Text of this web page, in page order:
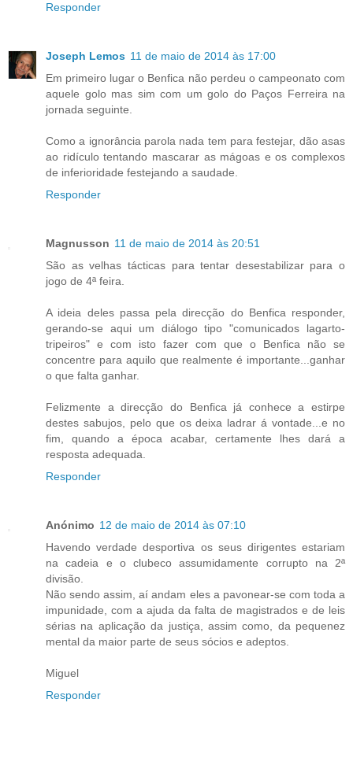
Responder
Joseph Lemos 11 de maio de 2014 às 17:00
Em primeiro lugar o Benfica não perdeu o campeonato com
aquele golo mas sim com um golo do Paços Ferreira na
jornada seguinte.
Como a ignorância parola nada tem para festejar, dão asas
ao ridículo tentando mascarar as mágoas e os complexos
de inferioridade festejando a saudade.
Responder
Magnusson 11 de maio de 2014 às 20:51
São as velhas tácticas para tentar desestabilizar para o
jogo de 4ª feira.
A ideia deles passa pela direcção do Benfica responder,
gerando-se aqui um diálogo tipo "comunicados lagarto-
tripeiros" e com isto fazer com que o Benfica não se
concentre para aquilo que realmente é importante...ganhar
o que falta ganhar.
Felizmente a direcção do Benfica já conhece a estirpe
destes sabujos, pelo que os deixa ladrar á vontade...e no
fim, quando a época acabar, certamente lhes dará a
resposta adequada.
Responder
Anónimo 12 de maio de 2014 às 07:10
Havendo verdade desportiva os seus dirigentes estariam
na cadeia e o clubeco assumidamente corrupto na 2ª
divisão.
Não sendo assim, aí andam eles a pavonear-se com toda a
impunidade, com a ajuda da falta de magistrados e de leis
sérias na aplicação da justiça, assim como, da pequenez
mental da maior parte de seus sócios e adeptos.
Miguel
Responder